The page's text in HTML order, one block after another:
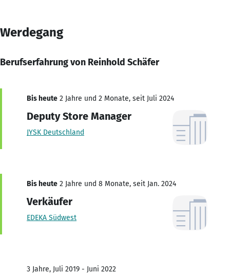
Werdegang
Berufserfahrung von Reinhold Schäfer
Bis heute 2 Jahre und 2 Monate, seit Juli 2024
Deputy Store Manager
JYSK Deutschland
Bis heute 2 Jahre und 8 Monate, seit Jan. 2024
Verkäufer
EDEKA Südwest
3 Jahre, Juli 2019 - Juni 2022